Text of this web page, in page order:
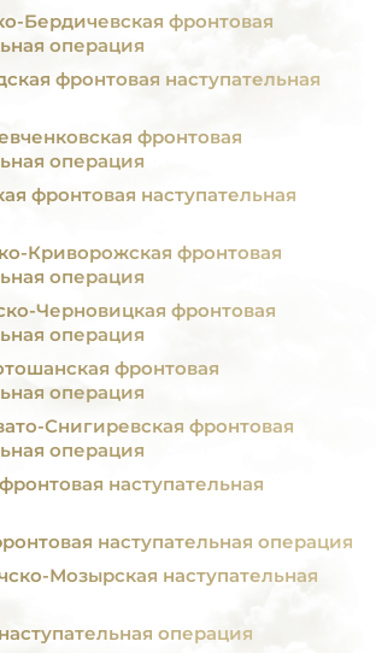
Бердичевская фронтовая
операция
фронтовая наступательная
фронтовая
операция
фронтовая наступательная
Криворожская фронтовая
операция
Черновицкая фронтовая
операция
фронтовая
операция
Снигиревская фронтовая
операция
наступательная
наступательная операция
Мозырская наступательная
операция